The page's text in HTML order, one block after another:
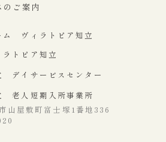
のご案内
ム ヴィラトピア知立
トピア知立
デイサービスセンター
老人短期入所事業所
山屋敷町富士塚1番地336